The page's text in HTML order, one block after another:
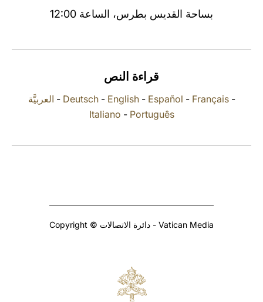
العربيّة
بساحة القديس بطرس، الساعة 12:00
قراءة النص
العربيَّة - Deutsch- English- Español - Français-
Italiano - Português
Copyright © دائرة الاتصالات - Vatican Media